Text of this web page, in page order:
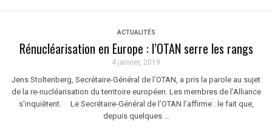
ACTUALITÉS
Rénucléarisation en Europe : l’OTAN serre les rangs
4 janvier, 2019
Jens Stoltenberg, Secrétaire-Général de l’OTAN, a pris la parole au sujet
de la re-nucléarisation du territoire européen. Les membres de l’Alliance
s'inquiètent. Le Secrétaire-Général de l’OTAN l’affirme : le fait que,
depuis quelques ...